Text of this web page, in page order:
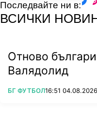
Последвайте ни в:
ВСИЧКИ
Отново
Валядолид
ПОВЕЧЕ ОТ
БГ ФУТБОЛ16:51 04.08.2026